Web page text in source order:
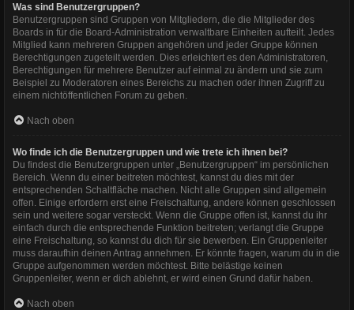
Was sind Benutzergruppen?
Benutzergruppen sind Gruppen von Mitgliedern, die die Mitglieder des
Boards in für die Board-Administration verwaltbare Einheiten aufteilt. Jedes
Mitglied kann mehreren Gruppen angehören und jeder Gruppe können
Berechtigungen zugeteilt werden. Dies erleichtert es den Administratoren,
Berechtigungen für mehrere Benutzer auf einmal zu ändern und sie zum
Beispiel zu Moderatoren eines Bereichs zu machen oder ihnen Zugriff zu
einem nichtöffentlichen Forum zu geben.
Nach oben
Wo finde ich die Benutzergruppen und wie trete ich ihnen bei?
Du findest die Benutzergruppen unter „Benutzergruppen“ im persönlichen
Bereich. Wenn du einer beitreten möchtest, kannst du dies mit der
entsprechenden Schaltfläche machen. Nicht alle Gruppen sind allgemein
offen. Einige erfordern erst eine Freischaltung, andere können geschlossen
sein und weitere sogar versteckt. Wenn die Gruppe offen ist, kannst du ihr
einfach durch die entsprechende Funktion beitreten; verlangt die Gruppe
eine Freischaltung, so kannst du dich für sie bewerben. Ein Gruppenleiter
muss daraufhin deinen Antrag annehmen. Er könnte fragen, warum du in die
Gruppe aufgenommen werden möchtest. Bitte belästige keinen
Gruppenleiter, wenn er dich ablehnt, er wird einen Grund dafür haben.
Nach oben